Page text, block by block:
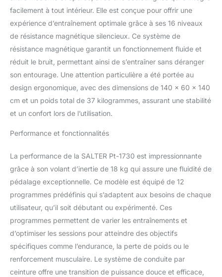
contact intégrés dans le guidon et par
système de captation sans fil pour faciliter la
lecture du pouls lors d'exercices de plus
grande intensité (ceinture émettrice non
incluse).
facilement à tout intérieur. Elle est conçue pour offrir une
expérience d’entraînement optimale grâce à ses 16 niveaux
de résistance magnétique silencieux. Ce système de
résistance magnétique garantit un fonctionnement fluide et
réduit le bruit, permettant ainsi de s’entraîner sans déranger
son entourage. Une attention particulière a été portée au
design ergonomique, avec des dimensions de 140 x 60 x 140
cm et un poids total de 37 kilogrammes, assurant une stabilité
et un confort lors de l’utilisation.
Performance et fonctionnalités
La performance de la SALTER Pt-1730 est impressionnante
grâce à son volant d’inertie de 18 kg qui assure une fluidité de
pédalage exceptionnelle. Ce modèle est équipé de 12
programmes prédéfinis qui s’adaptent aux besoins de chaque
utilisateur, qu’il soit débutant ou expérimenté. Ces
programmes permettent de varier les entraînements et
d’optimiser les sessions pour atteindre des objectifs
spécifiques comme l’endurance, la perte de poids ou le
renforcement musculaire. Le système de conduite par
ceinture offre une transition de puissance douce et efficace,